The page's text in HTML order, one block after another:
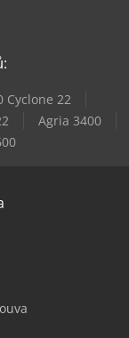
Cyclone 22
Agria 3400